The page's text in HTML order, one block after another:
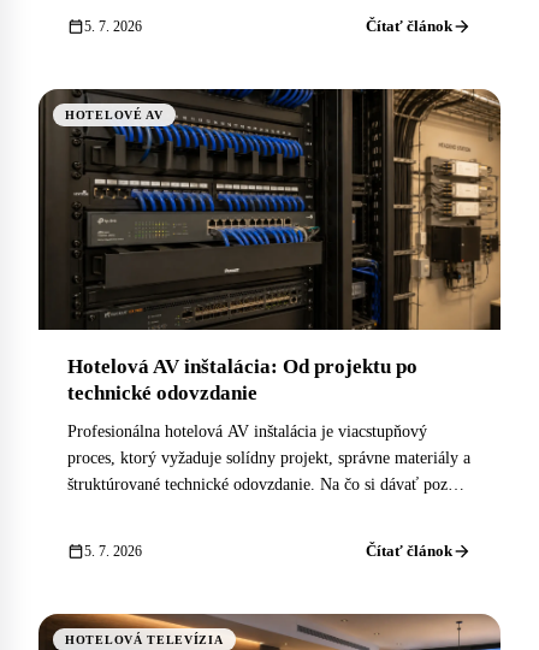
calendar_today5. 7. 2026 Čítať článokarrow_forward
HOTELOVÉ AV
Hotelová AV inštalácia: Od projektu po
technické odovzdanie
Profesionálna hotelová AV inštalácia je viacstupňový
proces, ktorý vyžaduje solídny projekt, správne materiály a
štruktúrované technické odovzdanie. Na čo si dávať pozor
calendar_today5. 7. 2026 Čítať článokarrow_forward
HOTELOVÁ TELEVÍZIA